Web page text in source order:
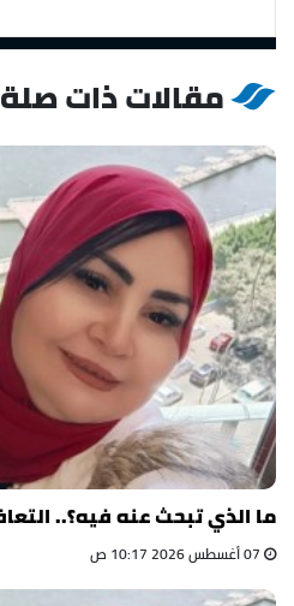
مقالات ذات صلة
ما الذي تبحث عنه فيه؟.. التعافي يبدأ بسؤال لا بإجابة